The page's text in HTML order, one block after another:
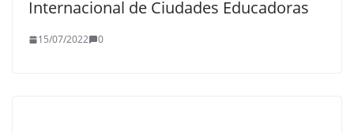
Internacional de Ciudades Educadoras
15/07/2022 0